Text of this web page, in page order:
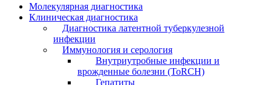
Молекулярная диагностика
Клиническая диагностика
Диагностика латентной туберкулезной
инфекции
Иммунология и серология
Внутриутробные инфекции и
врожденные болезни (ToRCH)
Гепатиты